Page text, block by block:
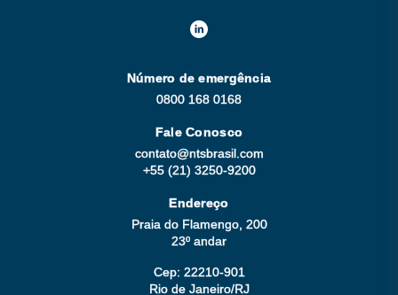
Número de emergência
0800 168 0168
Fale Conosco
contato@ntsbrasil.com
+55 (21) 3250-9200
Endereço
Praia do Flamengo, 200
23º andar
Cep: 22210-901
Rio de Janeiro/RJ